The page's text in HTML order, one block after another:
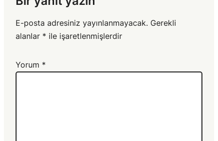
E-posta adresiniz yayınlanmayacak. Gerekli
alanlar * ile işaretlenmişlerdir
Yorum *